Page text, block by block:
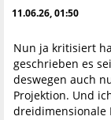
11.06.26, 01:50
Nun ja kritisiert
geschrieben es
deswegen auch
Projektion. Und
dreidimensionale